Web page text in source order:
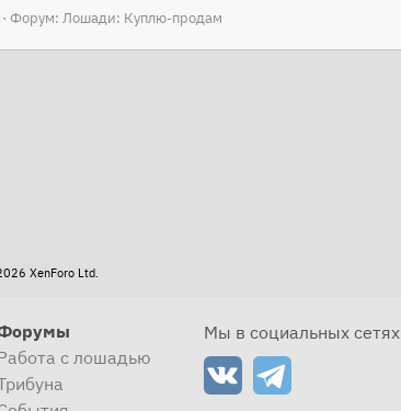
Форум: Лошади: Куплю-продам
XenForo Ltd.
с лошадью
Мы в социальных сетях